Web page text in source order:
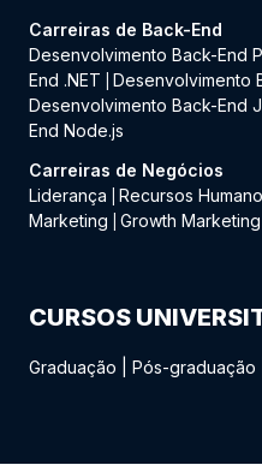
Carreiras de Back-End
Desenvolvimento Back-End
End .NET
Desenvolvimento
Desenvolvimento Back-End
End Node.js
Carreiras de Negócios
Liderança
Recursos
Marketing
Growth Marketing
CURSOS
Graduação Pós-graduação